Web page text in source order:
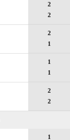
2
2
2
1
1
1
2
2
1